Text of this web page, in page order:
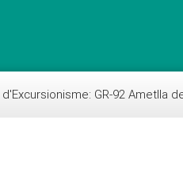
GR-92 Ametlla